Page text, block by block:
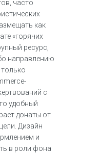
часто
как
«горячих
ресурс,
направлению
с
удобный
донаты от
Дизайн
и
в роли фона